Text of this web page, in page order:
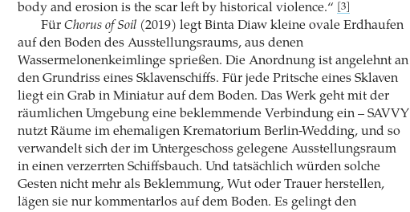
body and erosion is the scar left by historical violence.“
[3]
Für Chorus of Soil(2019) legt Binta Diaw kleine ovale Erdhaufen
auf den Boden des Ausstellungsraums, aus denen
Wassermelonenkeimlinge sprießen. Die Anordnung ist angelehnt an
den Grundriss eines Sklavenschiffs. Für jede Pritsche eines Sklaven
liegt ein Grab in Miniatur auf dem Boden. Das Werk geht mit der
räumlichen Umgebung eine beklemmende Verbindung ein – SAVVY
nutzt Räume im ehemaligen Krematorium Berlin-Wedding, und so
verwandelt sich der im Untergeschoss gelegene Ausstellungsraum
in einen verzerrten Schiffsbauch. Und tatsächlich würden solche
Gesten nicht mehr als Beklemmung, Wut oder Trauer herstellen,
lägen sie nur kommentarlos auf dem Boden. Es gelingt den